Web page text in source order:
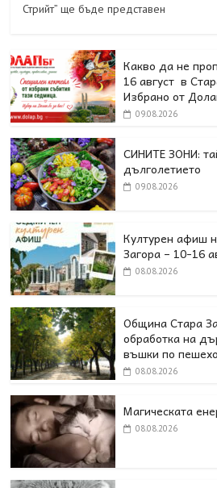
Стрийт” ще бъде представен
Какво да не
16 август в
Избрано от
09.08.2026
СИНИТЕ ЗОНИ:
дълголетието
09.08.2026
Културен афиш
Загора – 10-16
08.08.2026
Община Стара
обработка на
въшки по
08.08.2026
Магическата
08.08.2026